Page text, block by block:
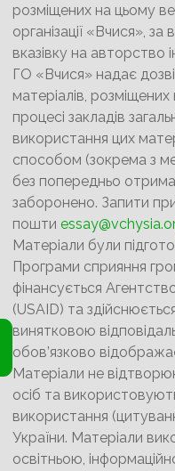
розміщених на цьому
організації «Вчися»,
вказівку на авторство
ГО «Вчися» надає
матеріалів,
процесі закладів
використання цих
способом (зокрема з
без попередньо
заборонено. Запити
пошти
Матеріали були
Програми сприяння
фінансується
(USAID) та
винятковою
обов’язково
Матеріали не
осіб та
використання
України. Матеріали
освітньою,